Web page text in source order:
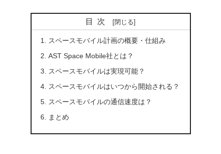
目次
スペースモバイル計画の概要・仕組み
AST Space Mobile社とは？
スペースモバイルは実現可能？
スペースモバイルはいつから開始される？
スペースモバイルの通信速度は？
まとめ